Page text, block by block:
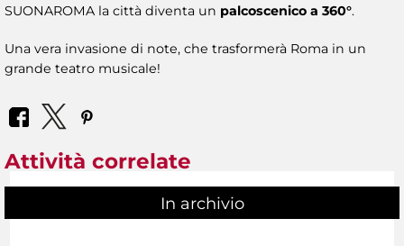
SUONAROMA la città diventa un palcoscenico a 360°.
Una vera invasione di note, che trasformerà Roma in un
grande teatro musicale!
Attività correlate
In archivio